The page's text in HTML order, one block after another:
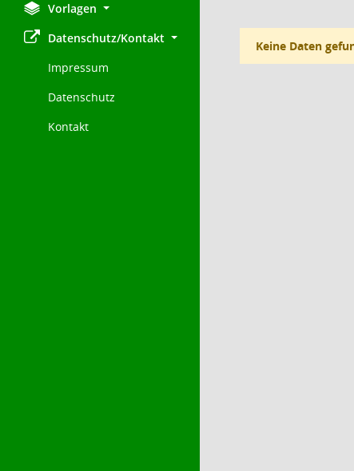
Vorlagen
Datenschutz/Kontakt
Impressum
Datenschutz
Kontakt
Keine Daten